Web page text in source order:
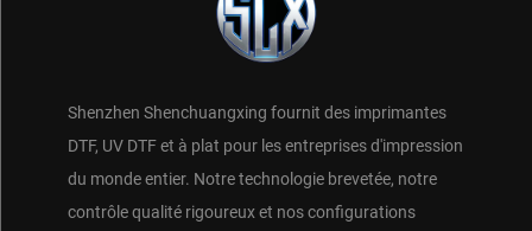
Shenzhen Shenchuangxing fournit des imprimantes
DTF, UV DTF et à plat pour les entreprises d'impression
du monde entier. Notre technologie brevetée, notre
contrôle qualité rigoureux et nos configurations